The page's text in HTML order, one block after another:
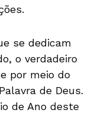
se dedicam
o verdadeiro
por meio do
de Deus.
de Ano deste